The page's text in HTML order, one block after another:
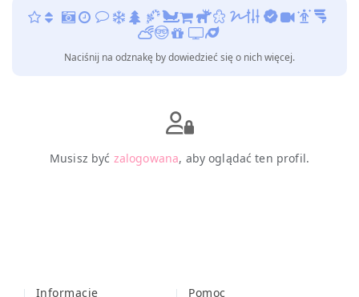
Naciśnij na odznakę by dowiedzieć się o nich więcej.
Musisz być zalogowana, aby oglądać ten profil.
Informacje Pomoc